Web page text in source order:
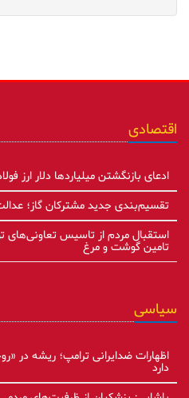
اقتصادی
ادعای بازنگشتن میلیاردها دلار ارز
تقسیم‌بندی جدید مشترکان گاز؛ عدالت
استقبال مردم از تاسیس تعاونی‌های
تامین گوشت و مرغ
سیاسی
اظهارات ضدایرانی ترامپ؛ ریشه در
دارد